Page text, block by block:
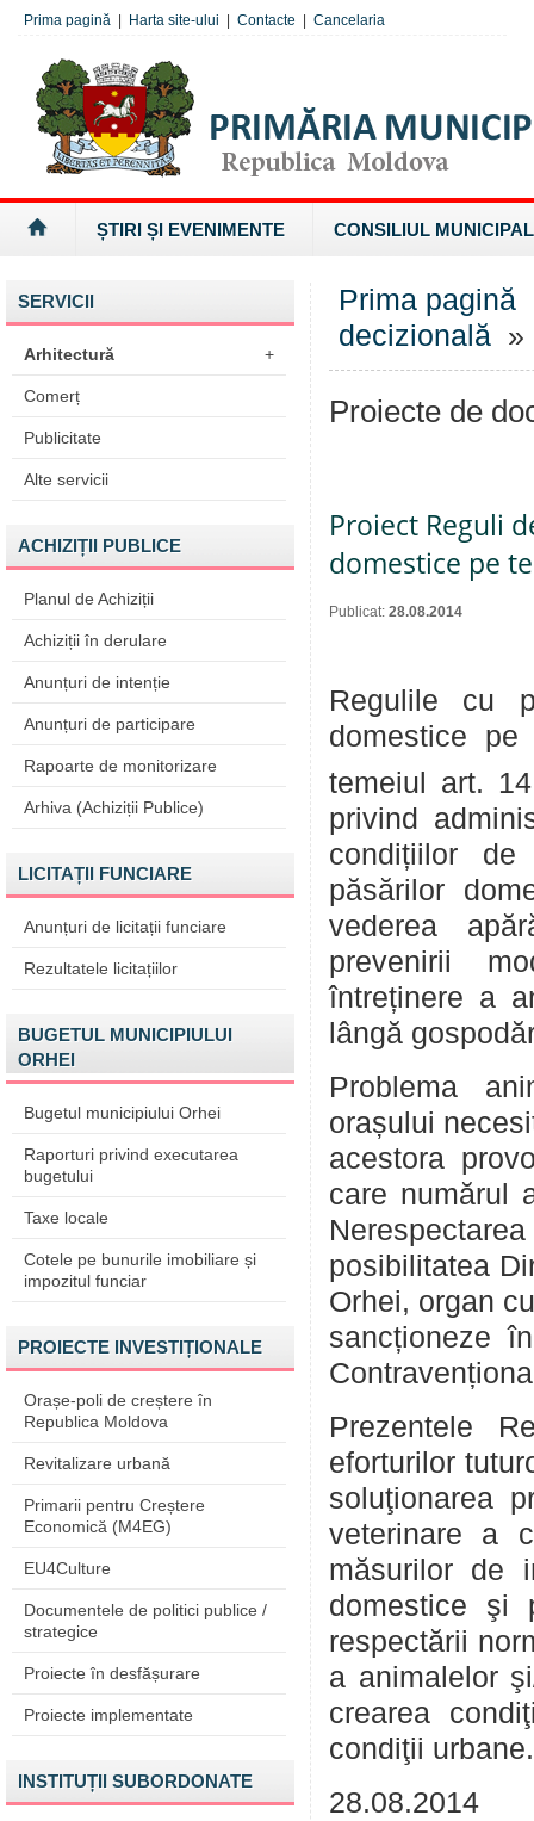
Prima pagină Harta site-ului Contacte Cancelaria
ȘTIRI ȘI EVENIMENTE CONSILIUL MUNICIPAL
SERVICII
Arhitectură +
Comerț
Publicitate
Alte servicii
ACHIZIȚII PUBLICE
Planul de Achiziții
Achiziții în derulare
Anunțuri de intenție
Anunțuri de participare
Rapoarte de monitorizare
Arhiva (Achiziții Publice)
LICITAȚII FUNCIARE
Anunțuri de licitații funciare
Rezultatele licitațiilor
BUGETUL MUNICIPIULUI
ORHEI
Bugetul municipiului Orhei
Raporturi privind executarea
bugetului
Taxe locale
Cotele pe bunurile imobiliare și
impozitul funciar
PROIECTE INVESTIȚIONALE
Orașe-poli de creștere în
Republica Moldova
Revitalizare urbană
Primarii pentru Creștere
Economică (M4EG)
EU4Culture
Documentele de politici publice /
strategice
Proiecte în desfășurare
Proiecte implementate
INSTITUȚII SUBORDONATE
Prima pagină
decizională »
Proiecte de
Proiect Reguli
domestice pe
Publicat: 28.08.2014
Regulile cu
domestice
temeiul art.
privind
condițiilor de
păsărilor
vederea
prevenirii
întreținere a
lângă
Problema
orașului
acestora
care numărul
posibilitatea
Orhei, organ
sancționeze
Prezentele
eforturilor
soluţionarea
veterinare a
măsurilor de
domestice şi
respectării
a animalelor
crearea
condiţii urbane.
28.08.2014